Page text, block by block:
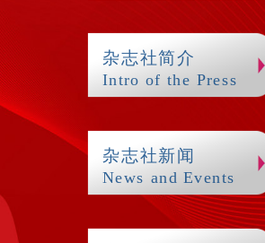
杂志社简介
Intro of the Press
杂志社新闻
News and Events